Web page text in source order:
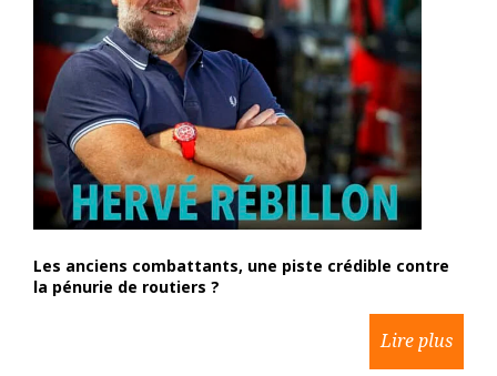
Les anciens combattants, une piste crédible contre
la pénurie de routiers ?